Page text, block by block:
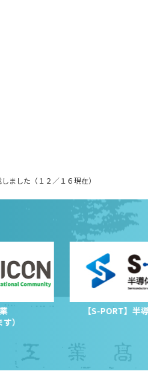
ました（１２／１６現在）
）
【S-PORT】半